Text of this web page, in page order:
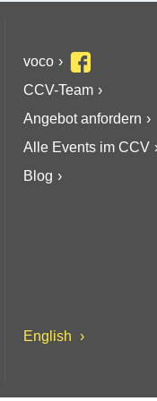
voco
CCV-Team
Angebot anfordern
Alle Events im CCV
Blog
English